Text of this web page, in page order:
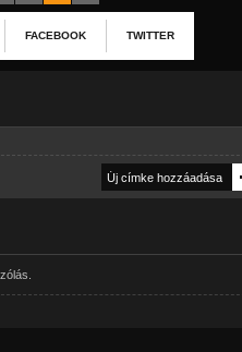
FACEBOOK TWITTER